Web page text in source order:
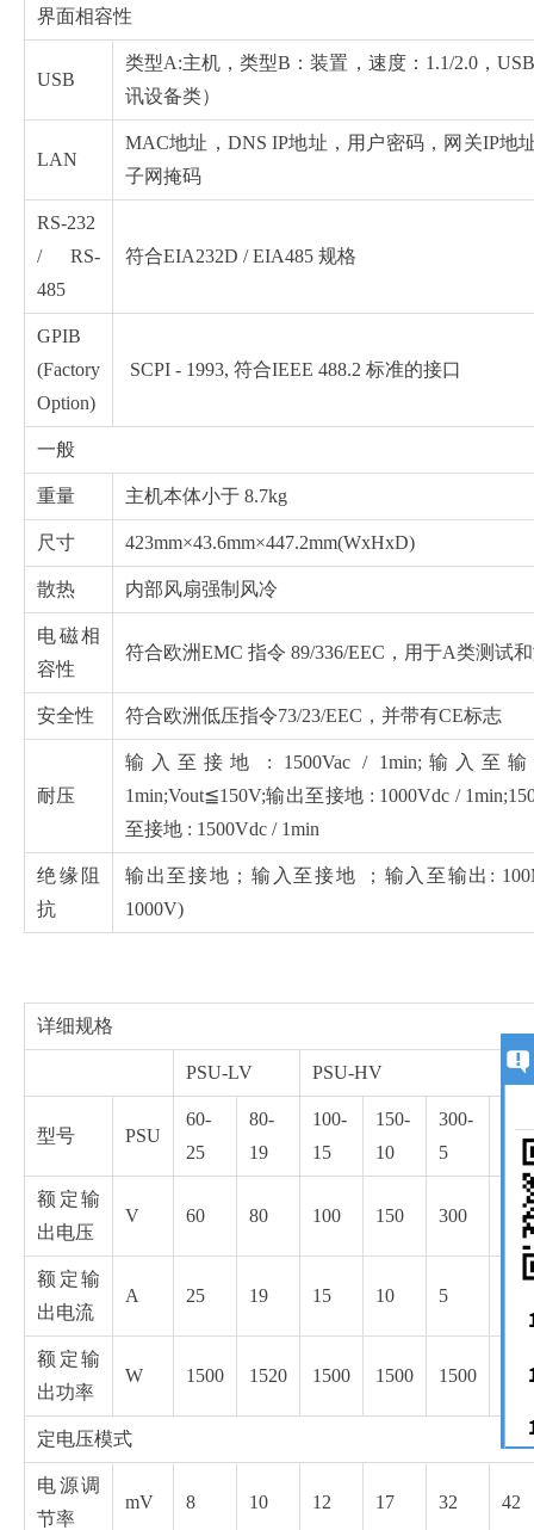
界面相容性
USB
类型A:主机，类型B：装置，速度：1.1/2.0，
讯设备类）
LAN
MAC地址，DNS IP地址，用户密码，网关IP地
子网掩码
RS-232
/ RS-
485
符合EIA232D / EIA485 规格
GPIB
(Factory
Option)
SCPI - 1993, 符合IEEE 488.2 标准的接口
一般
重量 主机本体小于 8.7kg
尺寸 423mm×43.6mm×447.2mm(WxHxD)
散热 内部风扇强制风冷
电磁相
容性
符合欧洲EMC 指令 89/336/EEC，用于A类测试
安全性 符合欧洲低压指令73/23/EEC，并带有CE标志
耐压
输入至接地 : 1500Vac / 1min;输入至输
1min;Vout≦150V;输出至接地 : 1000Vdc /
至接地 : 1500Vdc / 1min
绝缘阻
抗
输出至接地；输入至接地 ；输入至输出:
1000V)
详细规格
PSU-LV PSU-HV
型号 PSU
60-
25
80-
19
100-
15
150-
10
300-
5
额定输
出电压
V 60 80 100 150 300 400
额定输
出电流
A 25 19 15 10 5
额定输
出功率
W 1500 1520 1500 1500 1500
定电压模式
电源调
节率
mV 8 10 12 17 32 42